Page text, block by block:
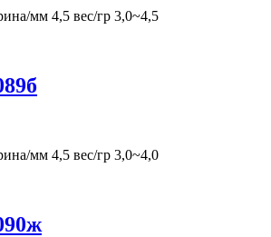
мм 4,5 вес/гр 3,0~4,5
мм 4,5 вес/гр 3,0~4,0